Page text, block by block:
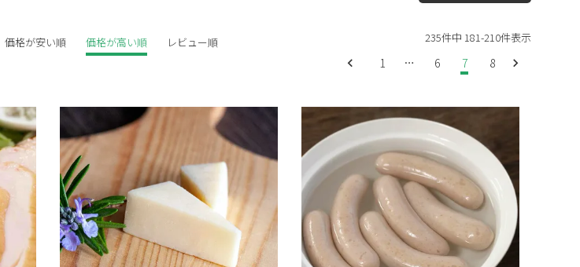
円
新着順
商品タグ
ローズポーク
ボンレスハム
無添加ハム
無添加ベーコン
ソーセージ
ホワイトソーセージ
ホワイトフランク
アイスバイン
むね燻
スモークササミ
スモークチキン
京鴨のくん製
大子ビール
食べるヨーグルト
飲むヨーグルト
チーズ
桐製ギフト箱
価格が安い順 価格が高い順 レビュー順 235件中 181-210件表示
1 … 6 7 8